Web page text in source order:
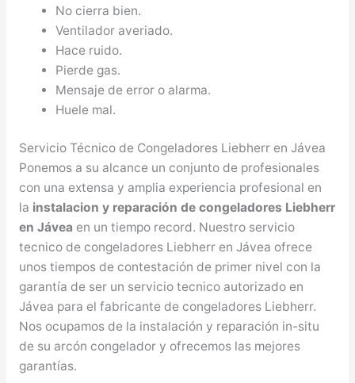
No cierra bien.
Ventilador averiado.
Hace ruido.
Pierde gas.
Mensaje de error o alarma.
Huele mal.
Servicio Técnico de Congeladores Liebherr en Jávea
Ponemos a su alcance un conjunto de profesionales
con una extensa y amplia experiencia profesional en
la instalacion y reparación de congeladores Liebherr
en Jávea en un tiempo record. Nuestro servicio
tecnico de congeladores Liebherr en Jávea ofrece
unos tiempos de contestación de primer nivel con la
garantía de ser un servicio tecnico autorizado en
Jávea para el fabricante de congeladores Liebherr.
Nos ocupamos de la instalación y reparación in-situ
de su arcón congelador y ofrecemos las mejores
garantías.